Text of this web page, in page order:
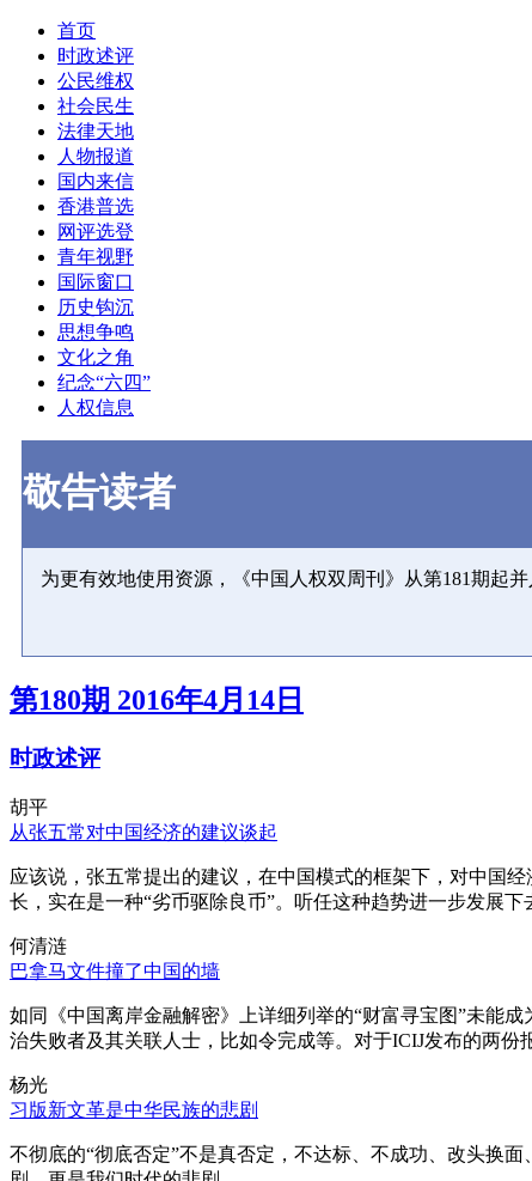
首页
时政述评
公民维权
社会民生
法律天地
人物报道
国内来信
香港普选
网评选登
青年视野
国际窗口
历史钩沉
思想争鸣
文化之角
纪念“六四”
人权信息
敬告读者
为更有效地使用资源，《中国人权双周刊》从第181期起
第180期 2016年4月14日
时政述评
胡平
从张五常对中国经济的建议谈起
应该说，张五常提出的建议，在中国模式的框架下，对中国
长，实在是一种“劣币驱除良币”。听任这种趋势进一步发展下
何清涟
巴拿马文件撞了中国的墙
如同《中国离岸金融解密》上详细列举的“财富寻宝图”未能
治失败者及其关联人士，比如令完成等。对于ICIJ发布的两份
杨光
习版新文革是中华民族的悲剧
不彻底的“彻底否定”不是真否定，不达标、不成功、改头换